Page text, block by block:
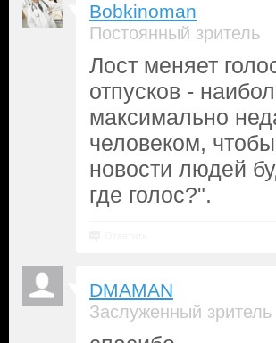
Bobkinoman
Постоянный зритель
Лост меняет
отпусков -
максимально
человеком,
новости людей
где голос?".
DMAMAN
Заслуженный зритель